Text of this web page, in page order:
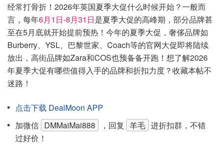
经常打骨折！2026年英国夏季大促什么时候开始？一般而
言，每年6月1日-8月31日是夏季大促的高峰期，部分品牌甚
至在5月底就开始提前预热！今年的夏季大促，奢侈品牌如
Burberry、YSL、巴黎世家、Coach等的官网大促即将陆续
放出，高街品牌如Zara和COS也预备备开跑！想了解2026
年夏季大促有哪些值得入手的品牌和折扣力度？收藏本帖不
迷路！
点击下载 DealMoon APP
加微信 DMMaiMai888 ，回复 羊毛 进折扣群，不错
过好价！